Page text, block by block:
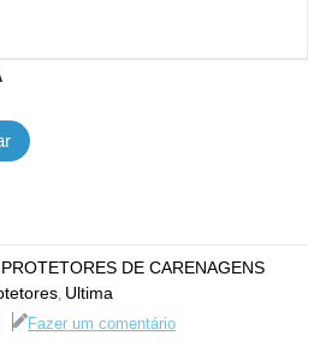
PROTETORES DE CARENAGENS
, Ultima
Fazer um comentário